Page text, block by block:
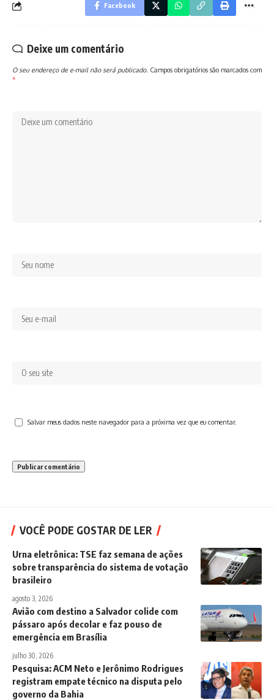
Facebook
Deixe um comentário
O seu endereço de e-mail não será publicado. Campos obrigatórios são marcados com
*
Salvar meus dados neste navegador para a próxima vez que eu comentar.
VOCÊ PODE GOSTAR DE LER
Urna eletrônica: TSE faz semana de ações
sobre transparência do sistema de votação
brasileiro
agosto 3, 2026
Avião com destino a Salvador colide com
pássaro após decolar e faz pouso de
emergência em Brasília
julho 30, 2026
Pesquisa: ACM Neto e Jerônimo Rodrigues
registram empate técnico na disputa pelo
governo da Bahia